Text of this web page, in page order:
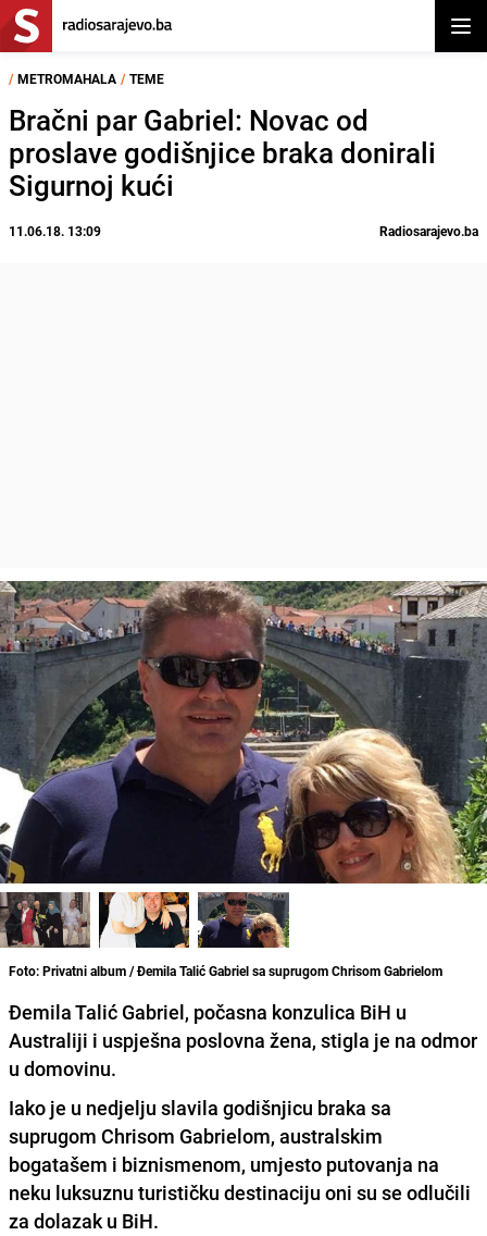
/ METROMAHALA / TEME
Bračni par Gabriel: Novac od
proslave godišnjice braka donirali
Sigurnoj kući
11.06.18. 13:09 Radiosarajevo.ba
Foto: Privatni album / Đemila Talić Gabriel sa suprugom Chrisom Gabrielom
Đemila Talić Gabriel, počasna konzulica BiH u
Australiji i uspješna poslovna žena, stigla je na odmor
u domovinu.
Iako je u nedjelju slavila godišnjicu braka sa
suprugom Chrisom Gabrielom, australskim
bogatašem i biznismenom, umjesto putovanja na
neku luksuznu turističku destinaciju oni su se odlučili
za dolazak u BiH.